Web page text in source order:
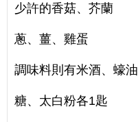
少許的香菇、芥蘭
蔥、薑、雞蛋
調味料則有米酒、蠔油
糖、太白粉各1匙